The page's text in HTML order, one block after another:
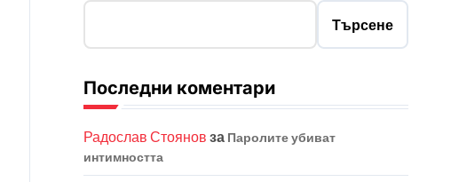
Търсене
Последни коментари
Радослав Стоянов за Паролите убиват
интимността